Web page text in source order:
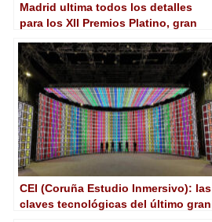
Madrid ultima todos los detalles
para los XII Premios Platino, gran
CEI (Coruña Estudio Inmersivo): las
claves tecnológicas del último gran